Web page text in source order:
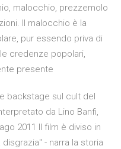
malocchio, prezzemolo
Il malocchio è la
pur essendo priva di
credenze popolari,
presente
backstage sul cult del
da Lino Banfi,
2011 Il film è diviso in
- narra la storia